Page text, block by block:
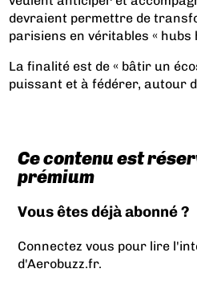
devraient permettre de
parisiens en véritables « hubs
La finalité est de « bâtir un
puissant et à fédérer, autour
Ce contenu est
prémium
Vous êtes déjà abonné ?
Connectez vous pour lire
d'Aerobuzz.fr.